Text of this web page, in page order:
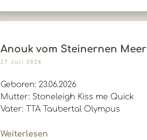
Anouk vom Steinernen Meer
27 Juli 2026
Geboren: 23.06.2026
Mutter: Stoneleigh Kiss me Quick
Vater: TTA Taubertal Olympus
Weiterlesen